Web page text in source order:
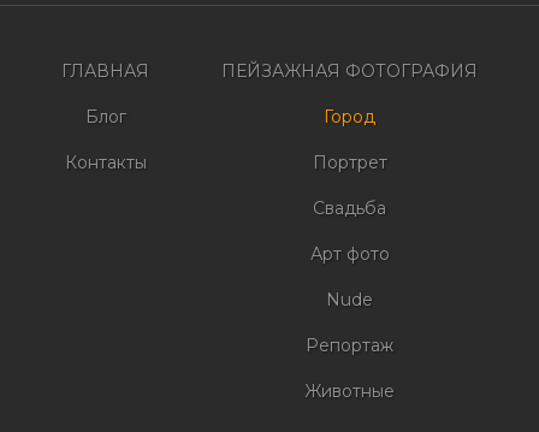
ГЛАВНАЯ
Блог
Контакты
ПЕЙЗАЖНАЯ ФОТОГРАФИЯ
Город
Портрет
Свадьба
Арт фото
Nude
Репортаж
Животные